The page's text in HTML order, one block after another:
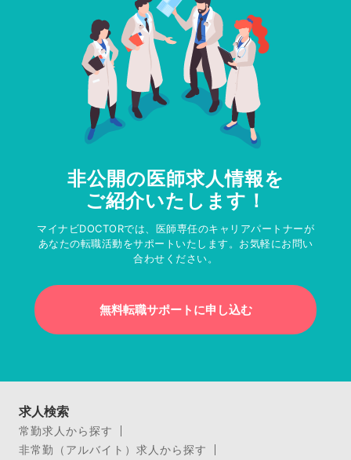
非公開の医師求人情報を
ご紹介いたします！
マイナビDOCTORでは、医師専任のキャリアパートナーが
あなたの転職活動をサポートいたします。お気軽にお問い
合わせください。
無料転職サポートに申し込む
求人検索
常勤求人から探す
非常勤（アルバイト）求人から探す